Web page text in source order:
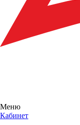
Меню
Кабинет